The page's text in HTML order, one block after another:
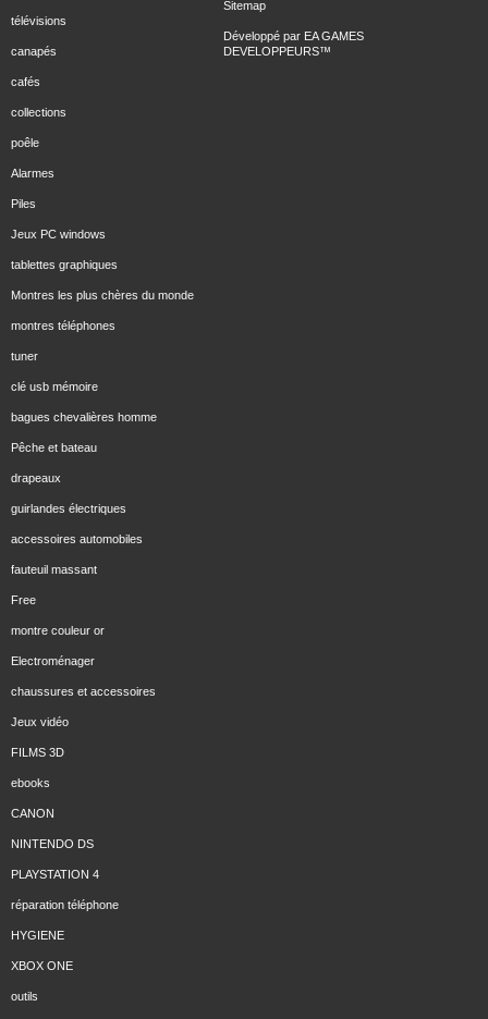
télévisions
canapés
cafés
collections
poêle
Alarmes
Piles
Jeux PC windows
tablettes graphiques
Montres les plus chères du monde
montres téléphones
tuner
clé usb mémoire
bagues chevalières homme
Pêche et bateau
drapeaux
guirlandes électriques
accessoires automobiles
fauteuil massant
Free
montre couleur or
Electroménager
chaussures et accessoires
Jeux vidéo
FILMS 3D
ebooks
CANON
NINTENDO DS
PLAYSTATION 4
réparation téléphone
HYGIENE
XBOX ONE
outils
Sitemap
Développé par EA GAMES
DEVELOPPEURS™